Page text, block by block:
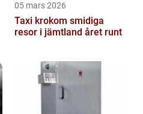
05 mars 2026
Taxi krokom smidiga
resor i jämtland året runt